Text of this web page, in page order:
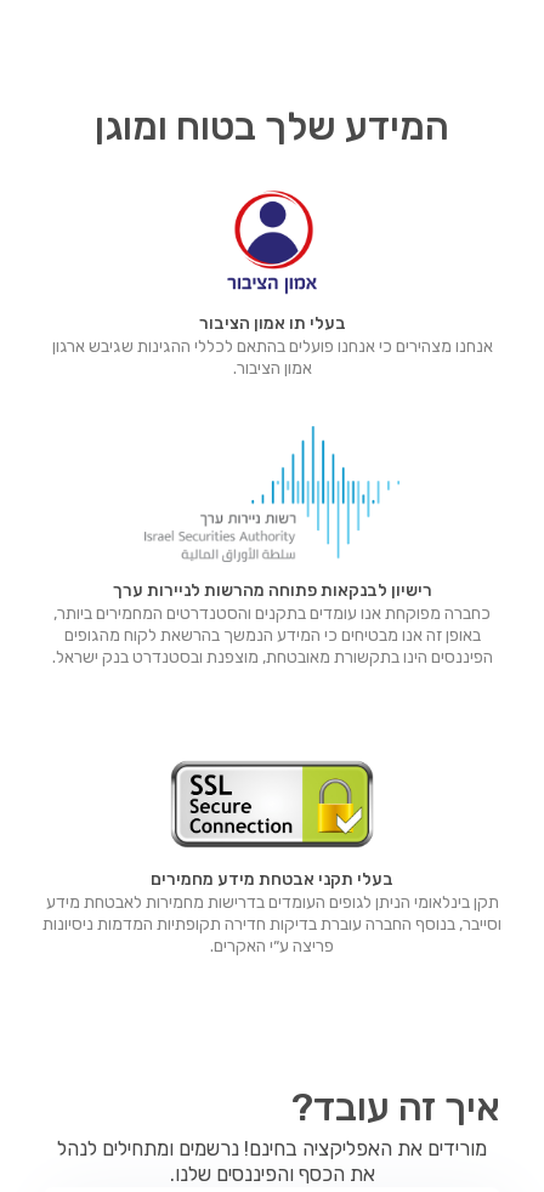
המידע שלך בטוח ומוגן
בעלי תו אמון הציבור
אנחנו מצהירים כי אנחנו פועלים בהתאם לכללי ההגינות שגיבש ארגון
אמון הציבור.
רישיון לבנקאות פתוחה מהרשות לניירות ערך
כחברה מפוקחת אנו עומדים בתקנים והסטנדרטים המחמירים ביותר,
באופן זה אנו מבטיחים כי המידע הנמשך בהרשאת לקוח מהגופים
הפיננסים הינו בתקשורת מאובטחת, מוצפנת ובסטנדרט בנק ישראל.
בעלי תקני אבטחת מידע מחמירים
תקן בינלאומי הניתן לגופים העומדים בדרישות מחמירות לאבטחת מידע
וסייבר, בנוסף החברה עוברת בדיקות חדירה תקופתיות המדמות ניסיונות
פריצה ע״י האקרים.
איך זה עובד?
מורידים את האפליקציה בחינם! נרשמים ומתחילים לנהל
את הכסף והפיננסים שלנו.